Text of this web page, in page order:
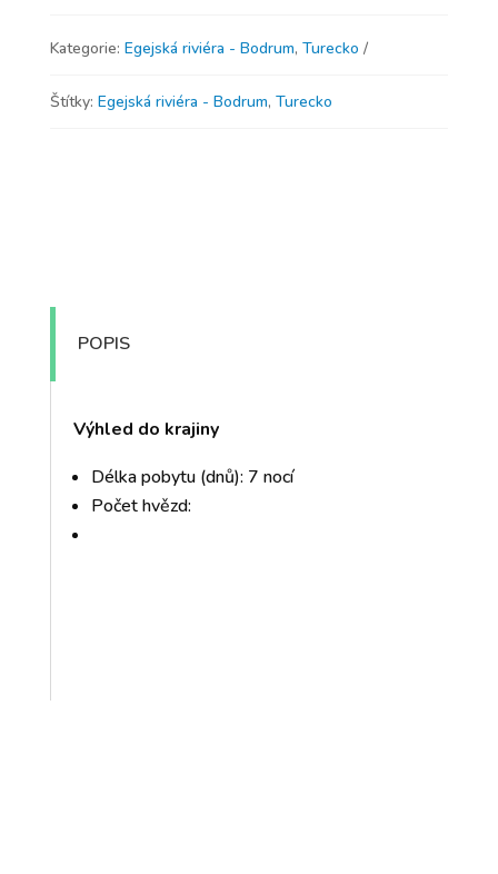
Kategorie: Egejská riviéra - Bodrum, Turecko
Štítky: Egejská riviéra - Bodrum, Turecko
POPIS
Výhled do krajiny
Délka pobytu (dnů): 7 nocí
Počet hvězd: